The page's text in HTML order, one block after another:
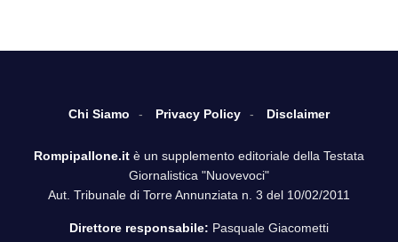
Chi Siamo Privacy Policy Disclaimer
Rompipallone.it è un supplemento editoriale della Testata
Giornalistica "Nuovevoci"
Aut. Tribunale di Torre Annunziata n. 3 del 10/02/2011
Direttore responsabile: Pasquale Giacometti